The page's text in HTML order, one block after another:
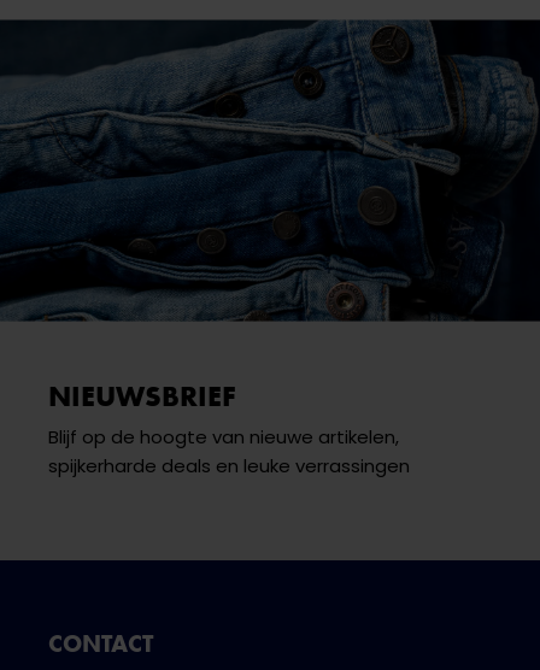
NIEUWSBRIEF
Blijf op de hoogte van nieuwe artikelen,
spijkerharde deals en leuke verrassingen
CONTACT